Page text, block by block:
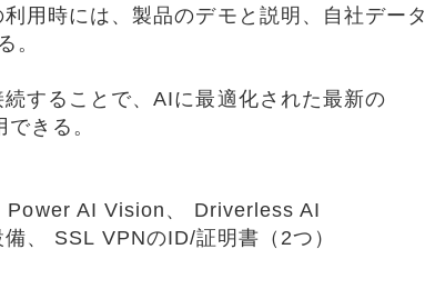
用時には、製品のデモと説明、自社データ
。
することで、AIに最適化された最新の
きる。
AI Vision、 Driverless AI
、 SSL VPNのID/証明書（2つ）